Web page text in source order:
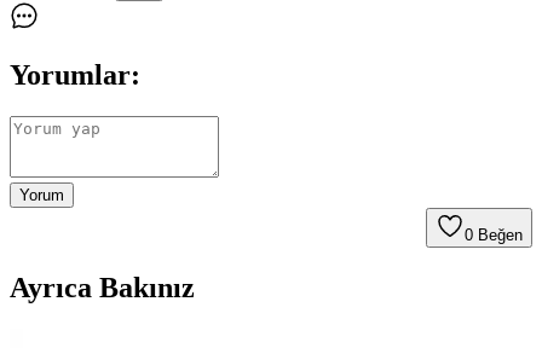
Yorumlar:
Yorum
0 Beğen
Ayrıca Bakınız